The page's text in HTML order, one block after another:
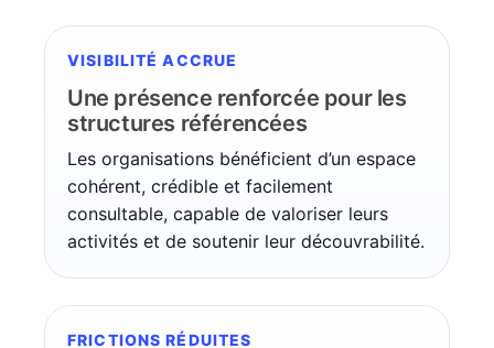
VISIBILITÉ ACCRUE
Une présence renforcée pour les
structures référencées
Les organisations bénéficient d’un espace
cohérent, crédible et facilement
consultable, capable de valoriser leurs
activités et de soutenir leur découvrabilité.
FRICTIONS RÉDUITES